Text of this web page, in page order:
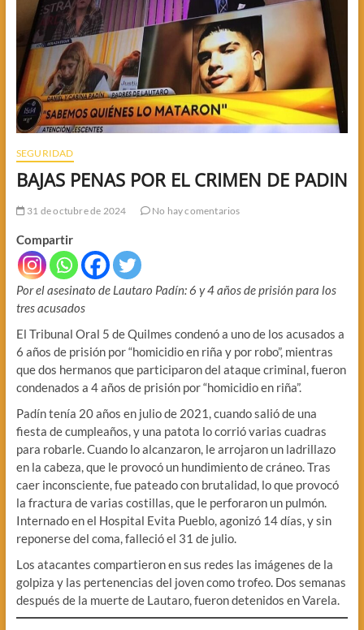
SEGURIDAD
BAJAS PENAS POR EL CRIMEN DE PADIN
31 de octubre de 2024 No hay comentarios
Compartir
Por el asesinato de Lautaro Padín: 6 y 4 años de prisión para los
tres acusados
El Tribunal Oral 5 de Quilmes condenó a uno de los acusados a
6 años de prisión por “homicidio en riña y por robo”, mientras
que dos hermanos que participaron del ataque criminal, fueron
condenados a 4 años de prisión por “homicidio en riña”.
Padín tenía 20 años en julio de 2021, cuando salió de una
fiesta de cumpleaños, y una patota lo corrió varias cuadras
para robarle. Cuando lo alcanzaron, le arrojaron un ladrillazo
en la cabeza, que le provocó un hundimiento de cráneo. Tras
caer inconsciente, fue pateado con brutalidad, lo que provocó
la fractura de varias costillas, que le perforaron un pulmón.
Internado en el Hospital Evita Pueblo, agonizó 14 días, y sin
reponerse del coma, falleció el 31 de julio.
Los atacantes compartieron en sus redes las imágenes de la
golpiza y las pertenencias del joven como trofeo. Dos semanas
después de la muerte de Lautaro, fueron detenidos en Varela.